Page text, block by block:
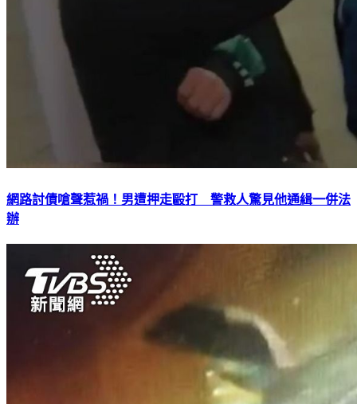
網路討債嗆聲惹禍！男遭押走毆打 警救人驚見他通緝一併法
辦